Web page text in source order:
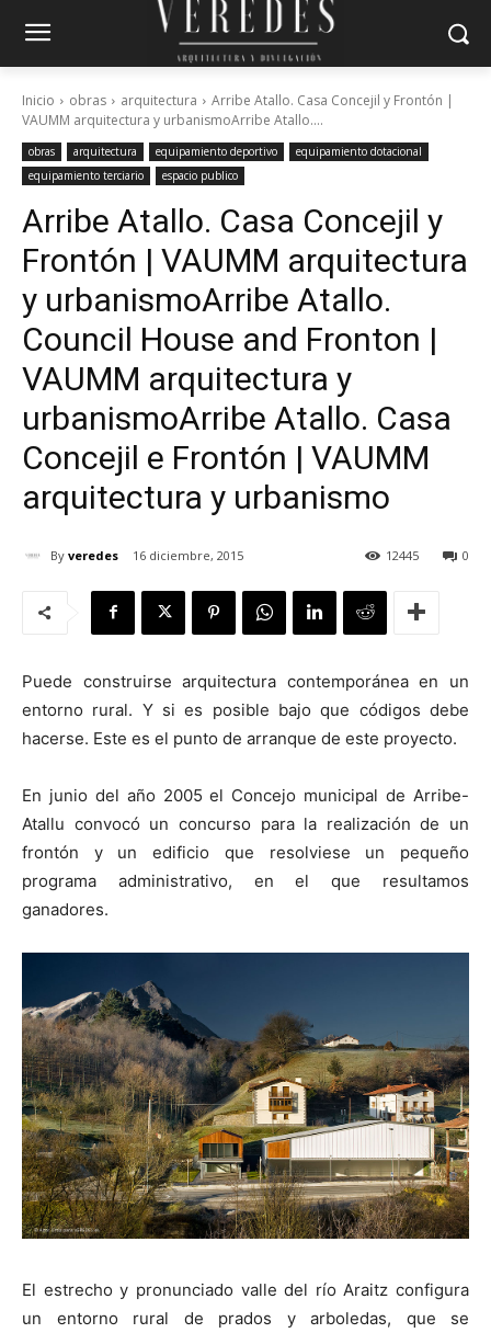
Inicio obras arquitectura
Arribe Atallo. Casa Concejil y Frontón |
VAUMM arquitectura y urbanismoArribe Atallo....
obras arquitectura equipamiento deportivo
equipamiento dotacional
equipamiento terciario
espacio publico
Arribe Atallo. Casa Concejil y
Frontón | VAUMM arquitectura
y urbanismoArribe Atallo.
Council House and Fronton |
VAUMM arquitectura y
urbanismoArribe Atallo. Casa
Concejil e Frontón | VAUMM
arquitectura y urbanismo
By veredes 16 diciembre, 2015 0
12445
Puede construirse arquitectura contemporánea en un
entorno rural. Y si es posible bajo que códigos debe
hacerse. Este es el punto de arranque de este proyecto.
En junio del año 2005 el Concejo municipal de Arribe-
Atallu convocó un concurso para la realización de un
frontón y un edificio que resolviese un pequeño
programa administrativo, en el que resultamos
ganadores.
El estrecho y pronunciado valle del río Araitz configura
un entorno rural de prados y arboledas, que se